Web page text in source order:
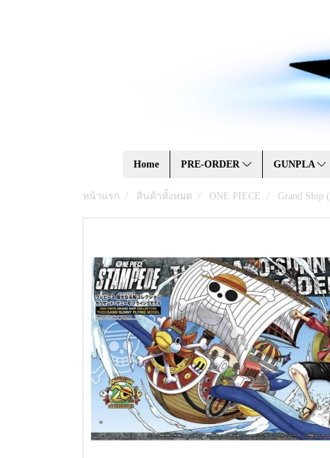
Home PRE-ORDER GUNPLA
หน้าแรก สินค้าทั้งหมด ONE PIECE Grand Ship